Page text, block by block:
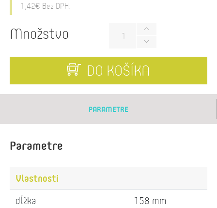
1,42€ Bez DPH:
Množstvo
DO KOŠÍKA
PARAMETRE
Parametre
Vlastnosti
dĺžka
158 mm